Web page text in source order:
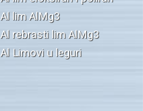
Al lim AlMg3
Al rebrasti lim AlMg3
Al Limovi u leguri